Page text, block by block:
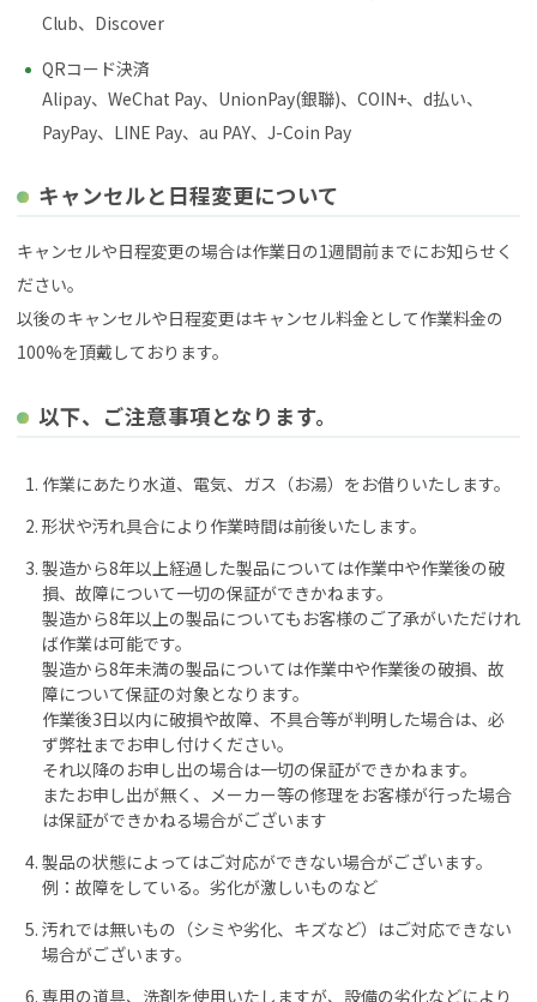
Club、Discover
QRコード決済
Alipay、WeChat Pay、UnionPay(銀聯)、COIN+、d払い、
PayPay、LINE Pay、au PAY、J-Coin Pay
キャンセルと日程変更について
キャンセルや日程変更の場合は作業日の1週間前までにお知らせく
ださい。
以後のキャンセルや日程変更はキャンセル料金として作業料金の
100%を頂戴しております。
以下、ご注意事項となります。
作業にあたり水道、電気、ガス（お湯）をお借りいたします。
形状や汚れ具合により作業時間は前後いたします。
製造から8年以上経過した製品については作業中や作業後の破
損、故障について一切の保証ができかねます。
製造から8年以上の製品についてもお客様のご了承がいただけれ
ば作業は可能です。
製造から8年未満の製品については作業中や作業後の破損、故
障について保証の対象となります。
作業後3日以内に破損や故障、不具合等が判明した場合は、必
ず弊社までお申し付けください。
それ以降のお申し出の場合は一切の保証ができかねます。
またお申し出が無く、メーカー等の修理をお客様が行った場合
は保証ができかねる場合がございます
製品の状態によってはご対応ができない場合がございます。
例：故障をしている。劣化が激しいものなど
汚れでは無いもの（シミや劣化、キズなど）はご対応できない
場合がございます。
専用の道具、洗剤を使用いたしますが、設備の劣化などにより